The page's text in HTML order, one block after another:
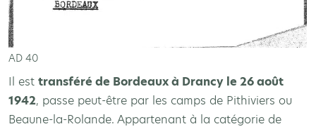
AD 40
Il est transféré de Bordeaux à Drancy le 26 août
1942, passe peut-être par les camps de Pithiviers ou
Beaune-la-Rolande. Appartenant à la catégorie de